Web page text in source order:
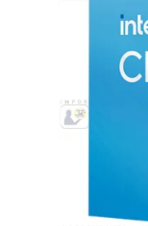
Suministros
Accesorios y
Repuestos